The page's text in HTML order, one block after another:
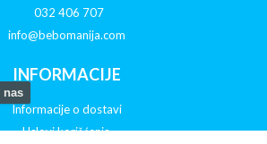
032 406 707
info@bebomanija.com
INFORMACIJE
Informacije o dostavi
Uslovi korišćenja
nas